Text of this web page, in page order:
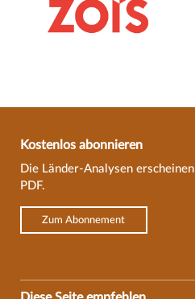
Kostenlos abonnieren
Die Länder-Analysen
PDF.
Zum Abonnement